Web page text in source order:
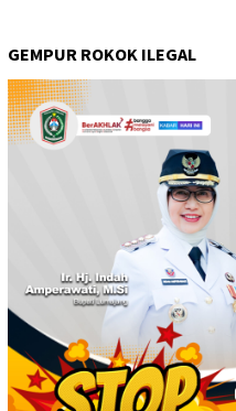
GEMPUR ROKOK ILEGAL